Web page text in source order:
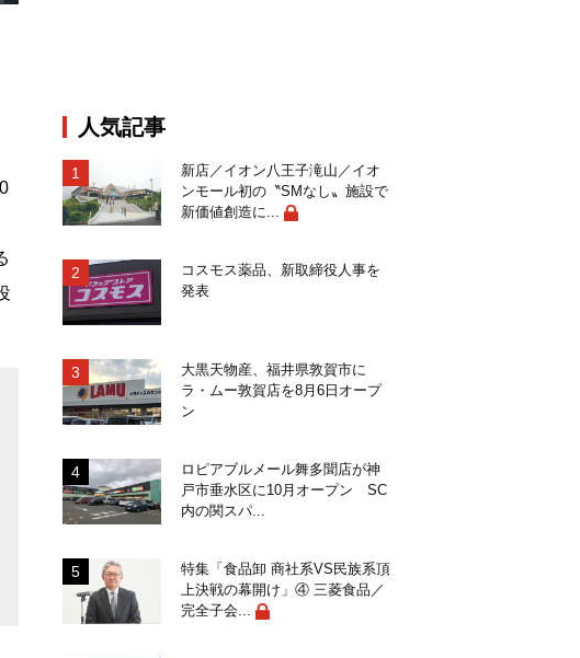
人気記事
新店／イオン八王子滝山／イオ
ンモール初の〝SMなし〟施設で
新価値創造に...
コスモス薬品、新取締役人事を
発表
大黒天物産、福井県敦賀市に
ラ・ムー敦賀店を8月6日オープ
ン
ロピアブルメール舞多聞店が神
戸市垂水区に10月オープン SC
内の関スパ...
特集「食品卸 商社系VS民族系頂
上決戦の幕開け」④ 三菱食品／
完全子会...